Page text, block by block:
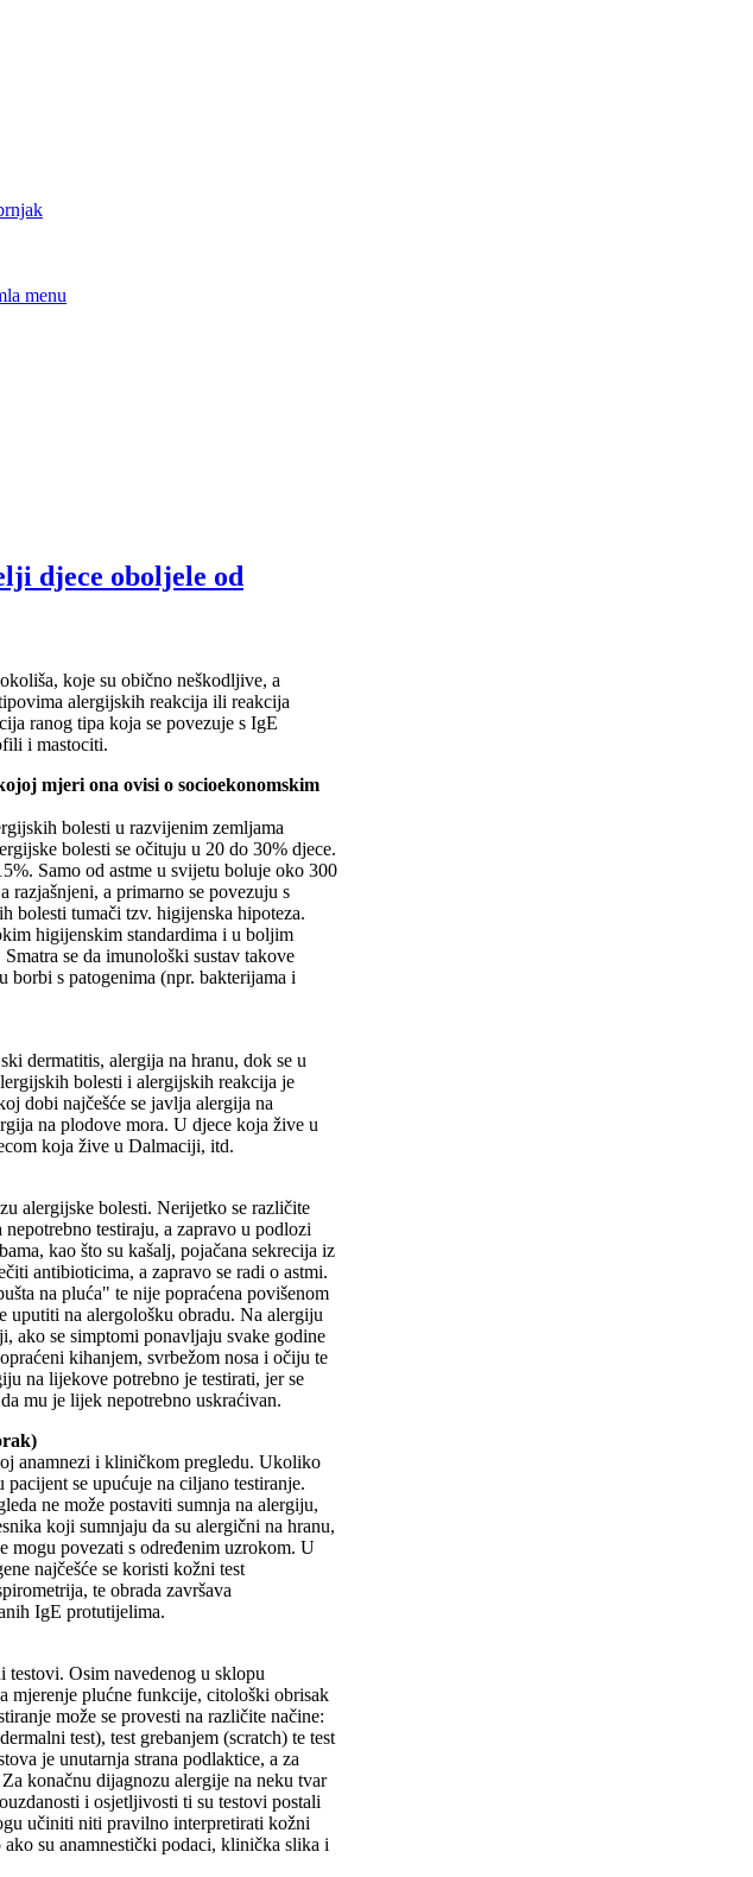
menu
djece oboljele od
koje su obično neškodljive, a
alergijskih reakcija ili reakcija
ranog tipa koja se povezuje s IgE
i mastociti.
mjeri ona ovisi o socioekonomskim
bolesti u razvijenim zemljama
bolesti se očituju u 20 do 30% djece.
Samo od astme u svijetu boluje oko 300
a primarno se povezuju s
bolesti tumači tzv. higijenska hipoteza.
higijenskim standardima i u boljim
se da imunološki sustav takove
borbi s patogenima (npr. bakterijama i
dermatitis, alergija na hranu, dok se u
bolesti i alergijskih reakcija je
dobi najčešće se javlja alergija na
na plodove mora. U djece koja žive u
koja žive u Dalmaciji, itd.
alergijske bolesti. Nerijetko se različite
testiraju, a zapravo u podlozi
kao što su kašalj, pojačana sekrecija iz
antibioticima, a zapravo se radi o astmi.
na pluća" te nije popraćena povišenom
uputiti na alergološku obradu. Na alergiju
ako se simptomi ponavljaju svake godine
kihanjem, svrbežom nosa i očiju te
na lijekove potrebno je testirati, jer se
mu je lijek nepotrebno uskraćivan.
anamnezi i kliničkom pregledu. Ukoliko
se upućuje na ciljano testiranje.
ne može postaviti sumnja na alergiju,
koji sumnjaju da su alergični na hranu,
mogu povezati s određenim uzrokom. U
najčešće se koristi kožni test
te obrada završava
IgE protutijelima.
Osim navedenog u sklopu
mjerenje plućne funkcije, citološki obrisak
može se provesti na različite načine:
test), test grebanjem (scratch) te test
je unutarnja strana podlaktice, a za
konačnu dijagnozu alergije na neku tvar
i osjetljivosti ti su testovi postali
učiniti niti pravilno interpretirati kožni
su anamnestički podaci, klinička slika i